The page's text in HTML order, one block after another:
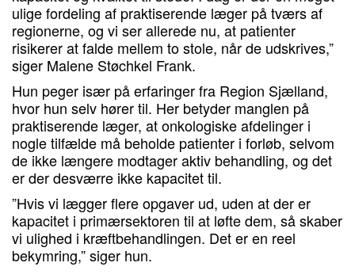
ulige fordeling af praktiserende læger på tværs af
regionerne, og vi ser allerede nu, at patienter
risikerer at falde mellem to stole, når de udskrives,”
siger Malene Støchkel Frank.
Hun peger især på erfaringer fra Region Sjælland,
hvor hun selv hører til. Her betyder manglen på
praktiserende læger, at onkologiske afdelinger i
nogle tilfælde må beholde patienter i forløb, selvom
de ikke længere modtager aktiv behandling, og det
er der desværre ikke kapacitet til.
”Hvis vi lægger flere opgaver ud, uden at der er
kapacitet i primærsektoren til at løfte dem, så skaber
vi ulighed i kræftbehandlingen. Det er en reel
bekymring,” siger hun.